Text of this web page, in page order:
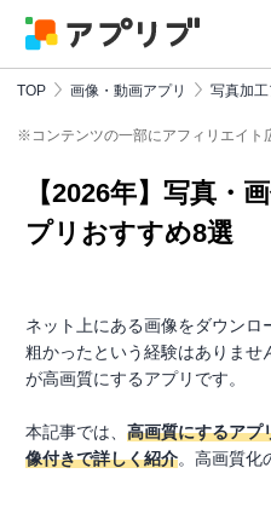
TOP 画像・動画アプリ 写真加工
※コンテンツの一部にアフィリエイト
【2026年】写真・
プリおすすめ8選
ネット上にある画像をダウン
粗かったという経験はありま
が高画質にするアプリです。
本記事では、 高画質にするアプ
像付きで詳しく紹介。高画質化